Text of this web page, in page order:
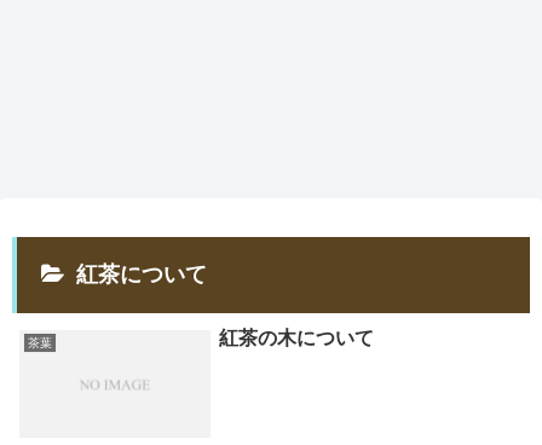
紅茶について
茶葉 紅茶の木について